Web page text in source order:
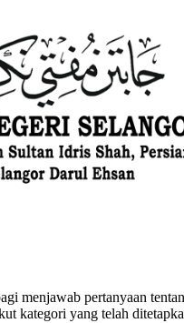
menjawab pertanyaan
kategori yang telah